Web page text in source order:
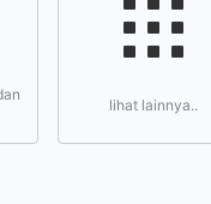
lihat lainnya..